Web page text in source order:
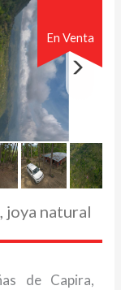
En Venta
joya natural
de Capira,